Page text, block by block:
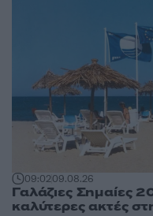
09:0209.08.26
Γαλάζιες Σημαίες
καλύτερες ακτές